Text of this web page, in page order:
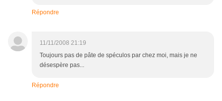
Répondre
11/11/2008 21:19
Toujours pas de pâte de spéculos par chez moi, mais je ne
désespère pas...
Répondre